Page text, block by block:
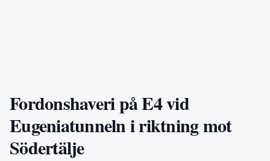
Fordonshaveri på E4 vid
Eugeniatunneln i riktning mot
Södertälje